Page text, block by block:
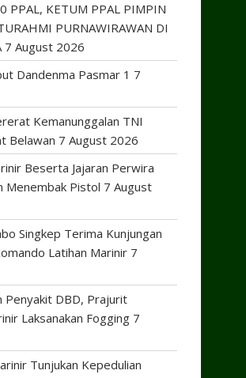
PPAL, KETUM PPAL PIMPIN
PURNAWIRAWAN DI
7 August 2026
Dandenma Pasmar 1 7
Kemanunggalan TNI
Belawan 7 August 2026
Beserta Jajaran Perwira
Menembak Pistol 7 August
Singkep Terima Kunjungan
Latihan Marinir 7
Penyakit DBD, Prajurit
Laksanakan Fogging 7
Tunjukan Kepedulian